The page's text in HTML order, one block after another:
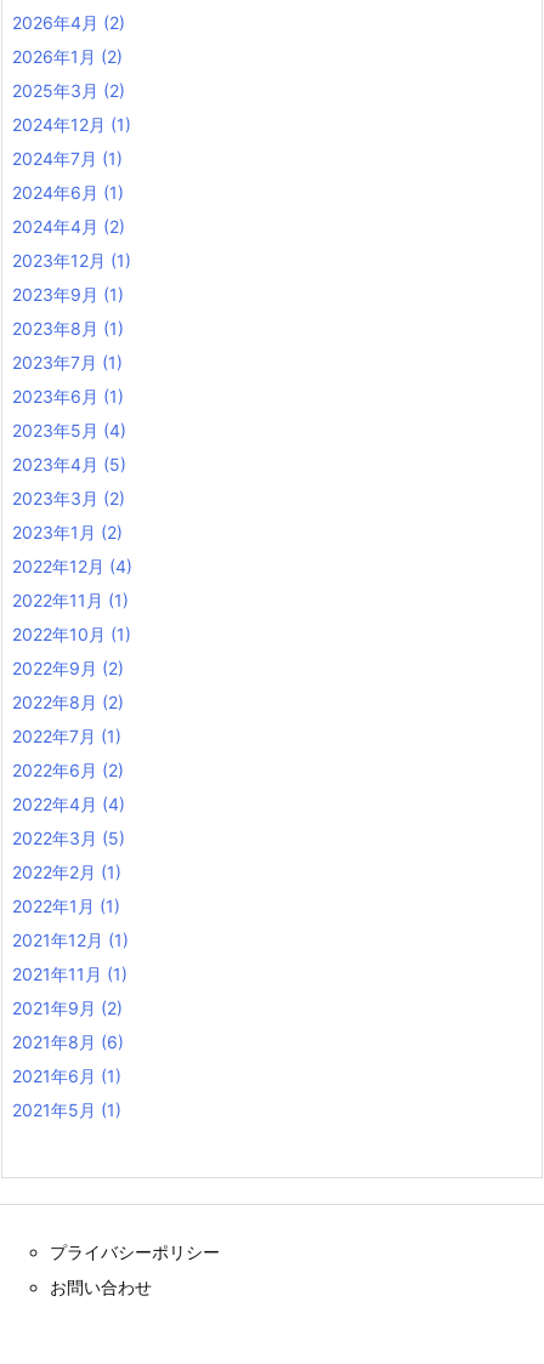
2026年4月 (2)
2026年1月 (2)
2025年3月 (2)
2024年12月 (1)
2024年7月 (1)
2024年6月 (1)
2024年4月 (2)
2023年12月 (1)
2023年9月 (1)
2023年8月 (1)
2023年7月 (1)
2023年6月 (1)
2023年5月 (4)
2023年4月 (5)
2023年3月 (2)
2023年1月 (2)
2022年12月 (4)
2022年11月 (1)
2022年10月 (1)
2022年9月 (2)
2022年8月 (2)
2022年7月 (1)
2022年6月 (2)
2022年4月 (4)
2022年3月 (5)
2022年2月 (1)
2022年1月 (1)
2021年12月 (1)
2021年11月 (1)
2021年9月 (2)
2021年8月 (6)
2021年6月 (1)
2021年5月 (1)
プライバシーポリシー
お問い合わせ